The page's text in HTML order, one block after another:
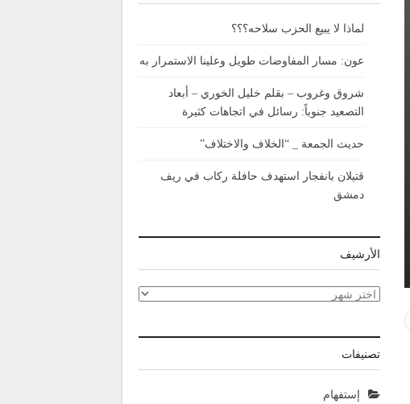
لماذا لا يبيع الحزب سلاحه؟؟؟
عون: مسار المفاوضات طويل وعلينا الاستمرار به
شروق وغروب – بقلم خليل الخوري – أبعاد
التصعيد جنوباً: رسائل في اتجاهات كثيرة
حديث الجمعة _ “الخلاف والاختلاف”
قتيلان بانفجار استهدف حافلة ركاب في ريف
دمشق
الأرشيف
الأرشيف
تصنيفات
إستفهام